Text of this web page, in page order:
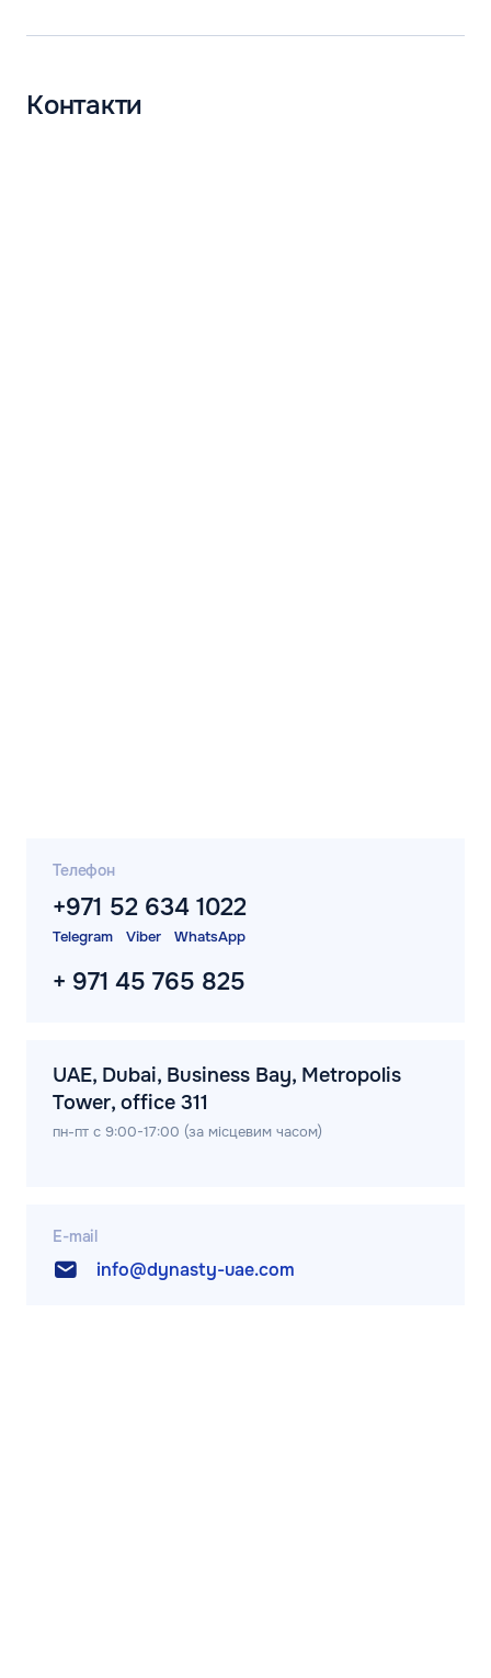
Контакти
Телефон
+971 52 634 1022
Telegram Viber WhatsApp
+ 971 45 765 825
UAE, Dubai, Business Bay, Metropolis
Tower, office 311
пн-пт с 9:00-17:00 (за місцевим часом)
E-mail
info@dynasty-uae.com